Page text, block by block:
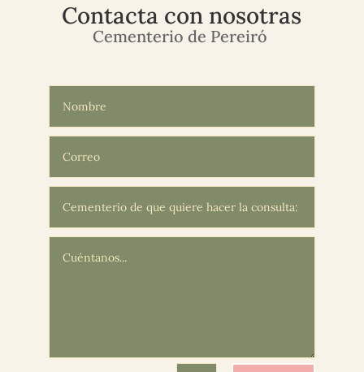
Contacta con nosotras
Cementerio de Pereiró